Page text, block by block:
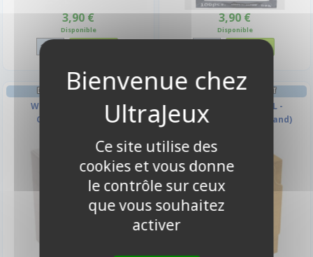
3,90 €
Disponible
3,90 €
Disponible
DECK BOX ET RANGEMENT
Watchtower 100+ XL -
Convertible - Blanc
DECK BOX ET RANGEMENT
Watchtower 100+ XL -
Convertible - Sable (Sand)
Ce site utilise des
cookies et vous donne
le contrôle sur ceux
que vous souhaitez
activer